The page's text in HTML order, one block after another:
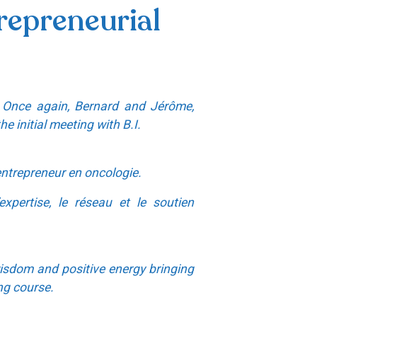
again, Bernard and Jérôme,
initial meeting with B.I.
en oncologie.
le réseau et le soutien
and positive energy bringing
course.